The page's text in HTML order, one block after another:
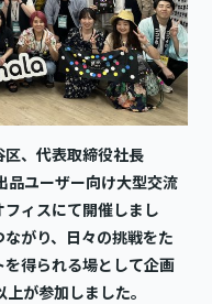
、代表取締役社長
品ユーザー向け大型交流
ィスにて開催しまし
がり、日々の挑戦をた
得られる場として企画
が参加しました。